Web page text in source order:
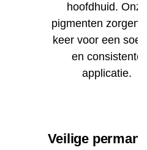
hoofdhuid. Onze
pigmenten zorgen
keer voor een
en consistente
applicatie.
Veilige